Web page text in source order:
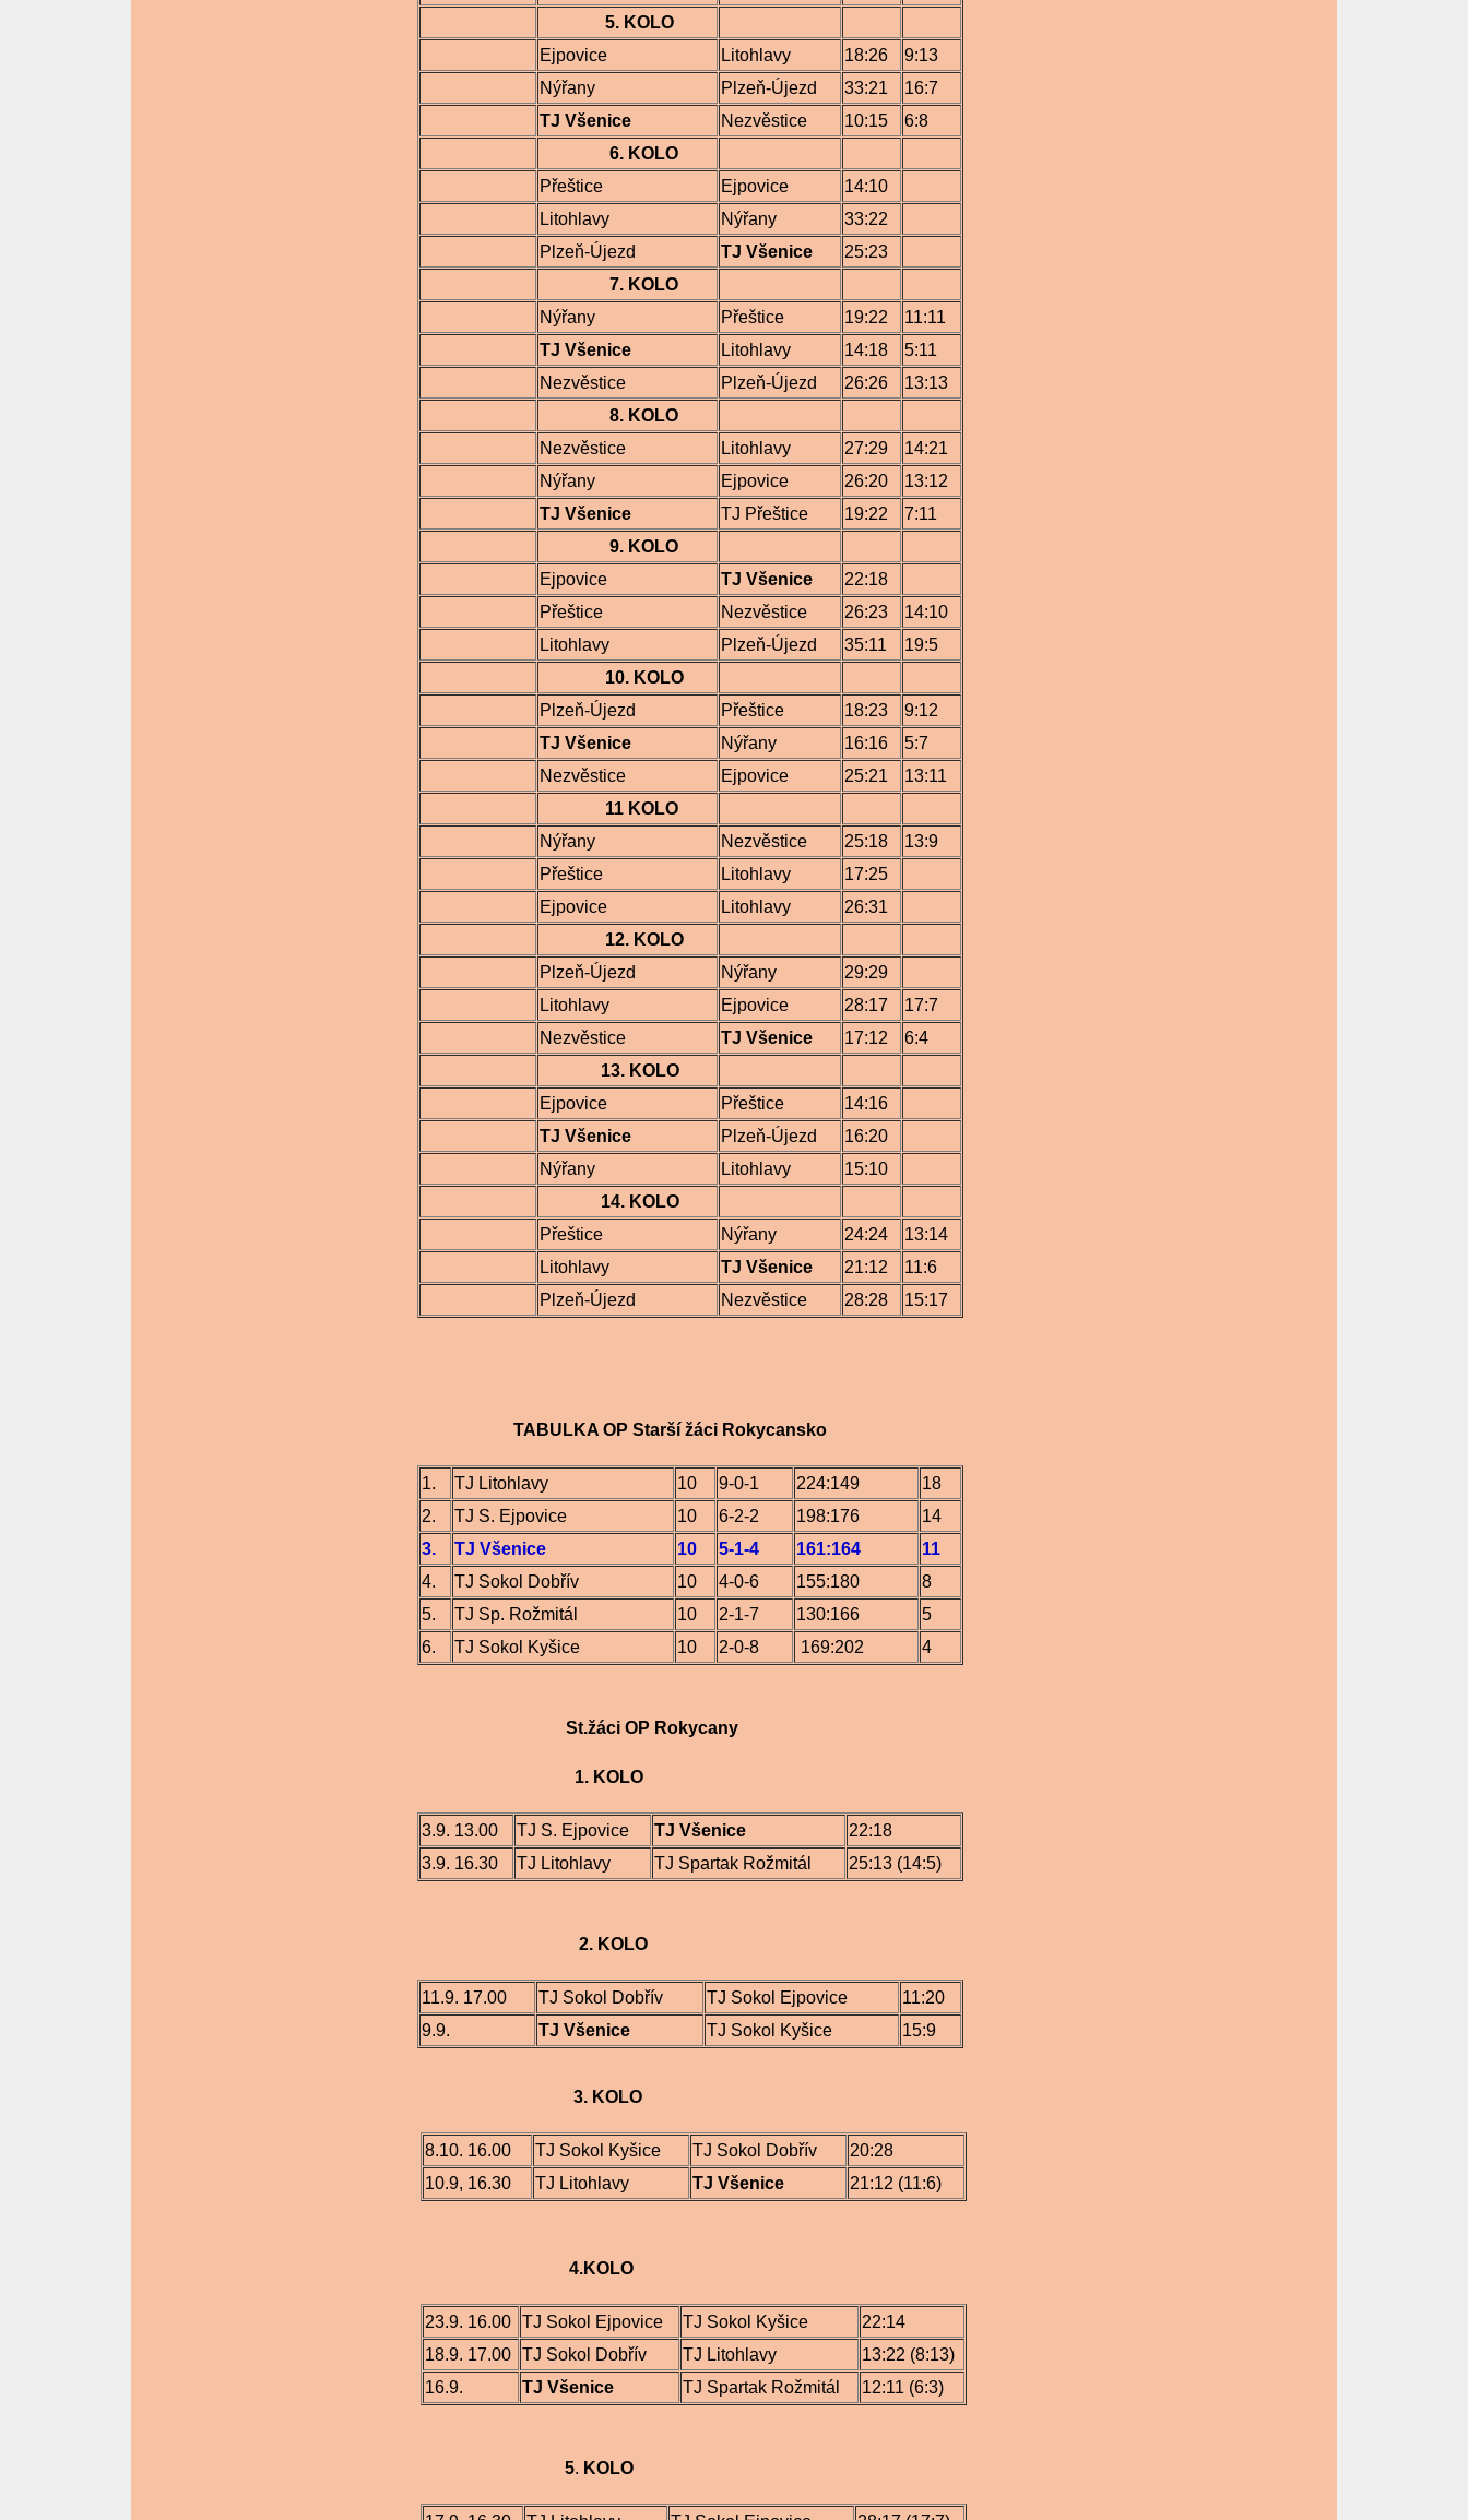
5. KOLO
Ejpovice
Litohlavy 18:26
9:13
Nýřany
Plzeň-Újezd 33:21
16:7
TJ Všenice
Nezvěstice 10:15
6:8
6. KOLO
Přeštice
Ejpovice
14:10
Litohlavy
Nýřany
33:22
Plzeň-Újezd
TJ Všenice
25:23
7. KOLO
Nýřany
Přeštice 19:22
11:11
TJ Všenice
Litohlavy 14:18
5:11
Nezvěstice
Plzeň-Újezd 26:26
13:13
8. KOLO
Nezvěstice
Litohlavy 27:29
14:21
Nýřany
Ejpovice 26:20
13:12
TJ Všenice
TJ Přeštice 19:22
7:11
9. KOLO
Ejpovice
TJ Všenice
22:18
Přeštice
Nezvěstice 26:23
14:10
Litohlavy
Plzeň-Újezd 35:11
19:5
10. KOLO
Plzeň-Újezd
Přeštice 18:23
9:12
TJ Všenice
Nýřany 16:16
5:7
Nezvěstice
Ejpovice 25:21
13:11
11 KOLO
Nýřany
Nezvěstice 25:18
13:9
Přeštice
Litohlavy
17:25
Ejpovice
Litohlavy
26:31
12. KOLO
Plzeň-Újezd
Nýřany
29:29
Litohlavy
Ejpovice 28:17
17:7
Nezvěstice
TJ Všenice 17:12
6:4
13. KOLO
Ejpovice
Přeštice
14:16
TJ Všenice
Plzeň-Újezd
16:20
Nýřany
Litohlavy
15:10
14. KOLO
Přeštice
Nýřany 24:24
13:14
Litohlavy
TJ Všenice 21:12
11:6
Plzeň-Újezd
Nezvěstice 28:28 15:17
TABULKA OP Starší žáci Rokycansko
1. TJ Litohlavy 10 9-0-1 224:149
18
2.
TJ S. Ejpovice 10 6-2-2 198:176
14
3.
TJ Všenice 10 5-1-4 161:164
11
4.
TJ Sokol Dobřív 10 4-0-6 155:180
8
5.
TJ Sp. Rožmitál 10 2-1-7 130:166
5
6.
TJ Sokol Kyšice 10 2-0-8 169:202 4
St.žáci OP Rokycany
1. KOLO
3.9. 13.00 TJ S. Ejpovice TJ Všenice
22:18
3.9. 16.30
TJ Litohlavy TJ Spartak Rožmitál 25:13 (14:5)
2. KOLO
11.9. 17.00 TJ Sokol Dobřív TJ Sokol Ejpovice
11:20
9.9.
TJ Všenice TJ Sokol Kyšice 15:9
3. KOLO
8.10. 16.00 TJ Sokol Kyšice TJ Sokol Dobřív
20:28
10.9, 16.30
TJ Litohlavy TJ Všenice 21:12 (11:6)
4.KOLO
23.9. 16.00 TJ Sokol Ejpovice TJ Sokol Kyšice
22:14
18.9. 17.00 TJ Sokol Dobřív TJ Litohlavy
13:22 (8:13)
16.9.
TJ Všenice TJ Spartak Rožmitál 12:11 (6:3)
5. KOLO